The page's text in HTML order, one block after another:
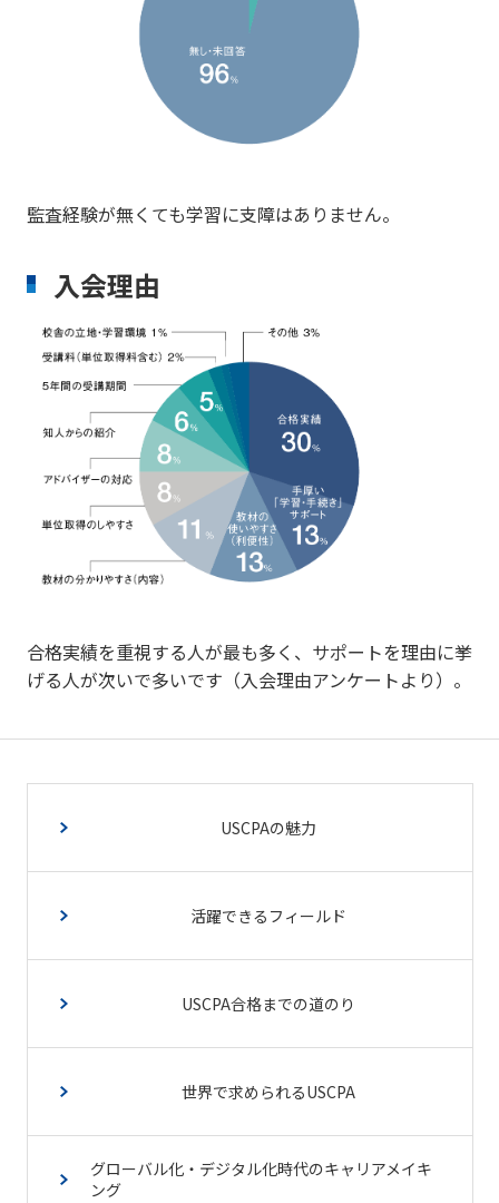
監査経験が無くても学習に支障はありません。
入会理由
合格実績を重視する人が最も多く、サポートを理由に挙
げる人が次いで多いです（入会理由アンケートより）。
USCPAの魅力
活躍できるフィールド
USCPA合格までの道のり
世界で求められるUSCPA
グローバル化・デジタル化時代のキャリアメイキ
ング